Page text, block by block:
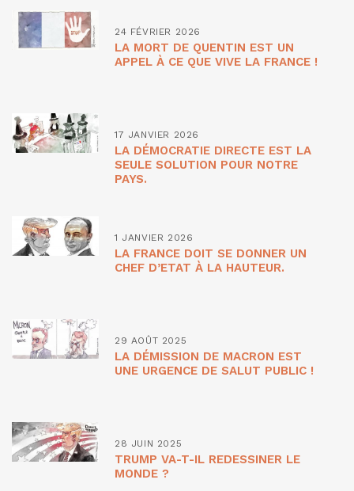
24 FÉVRIER 2026
LA MORT DE QUENTIN EST UN
APPEL À CE QUE VIVE LA FRANCE !
17 JANVIER 2026
LA DÉMOCRATIE DIRECTE EST LA
SEULE SOLUTION POUR NOTRE
PAYS.
1 JANVIER 2026
LA FRANCE DOIT SE DONNER UN
CHEF D’ETAT À LA HAUTEUR.
29 AOÛT 2025
LA DÉMISSION DE MACRON EST
UNE URGENCE DE SALUT PUBLIC !
28 JUIN 2025
TRUMP VA-T-IL REDESSINER LE
MONDE ?